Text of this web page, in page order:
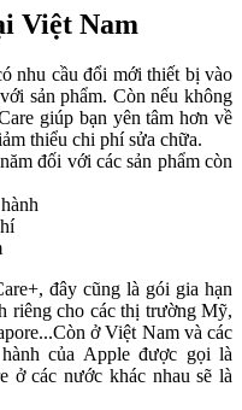
Việt Nam
nhu cầu đổi mới thiết bị vào
sản phẩm. Còn nếu không
giúp bạn yên tâm hơn về
thiểu chi phí sửa chữa.
đối với các sản phẩm còn
đây cũng là gói gia hạn
riêng cho các thị trường Mỹ,
ở Việt Nam và các
của Apple được gọi là
ở các nước khác nhau sẽ là